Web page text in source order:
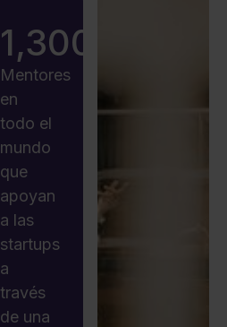
1,300
Mentores
en
todo el
mundo
que
apoyan
a las
startups
a
través
de una